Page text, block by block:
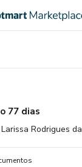
77 dias
Rodrigues